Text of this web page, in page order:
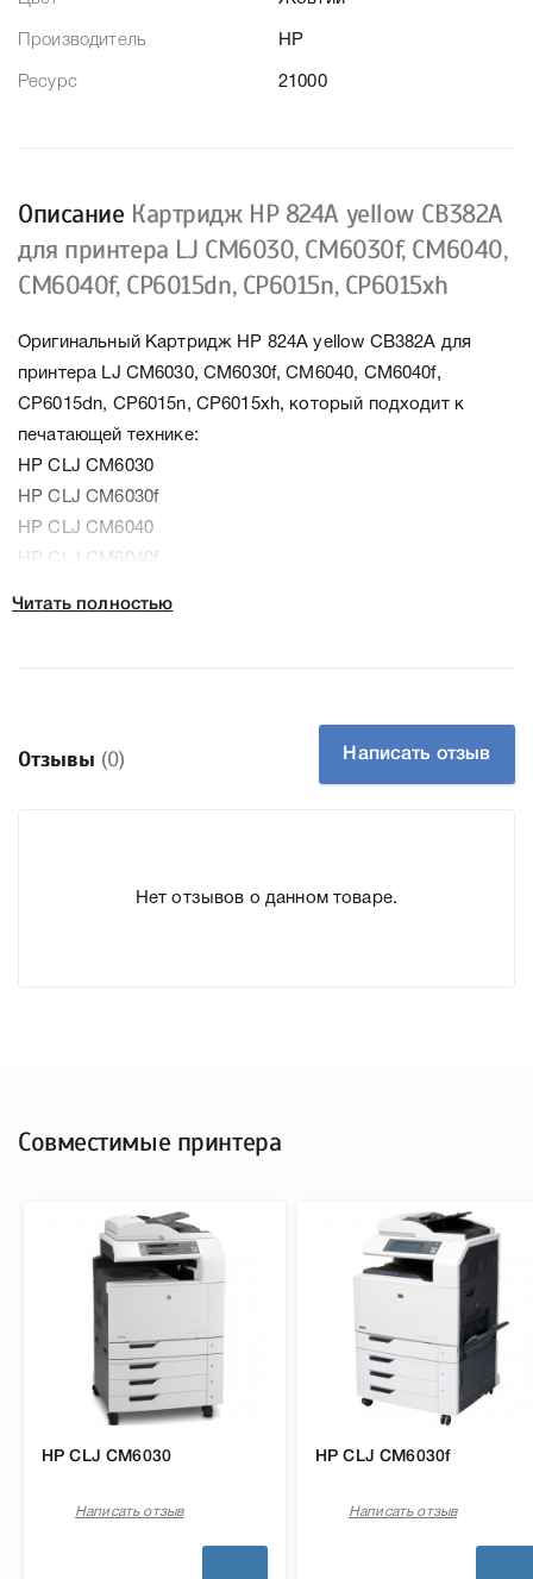
Производитель HP
Ресурс 21000
Описание Картридж HP 824A yellow CB382A
для принтера LJ CM6030, CM6030f, CM6040,
CM6040f, CP6015dn, CP6015n, CP6015xh
Оригинальный Картридж HP 824A yellow CB382A для
принтера LJ CM6030, CM6030f, CM6040, CM6040f,
CP6015dn, CP6015n, CP6015xh, который подходит к
печатающей технике:
HP CLJ CM6030
HP CLJ CM6030f
HP CLJ CM6040
HP CLJ CM6040f
Тип картриджа:Оригінал
Так
Читать полностью
Отзывы (0) Написать отзыв
Нет отзывов о данном товаре.
Совместимые принтера
HP CLJ CM6030
Написать отзыв
HP CLJ CM6030f
Написать отзыв